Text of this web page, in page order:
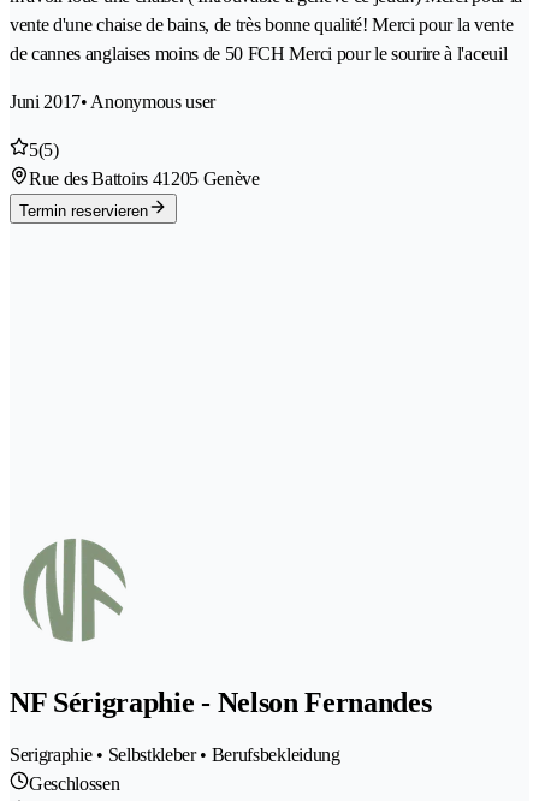
vente d'une chaise de bains, de très bonne qualité! Merci pour la vente
de cannes anglaises moins de 50 FCH Merci pour le sourire à l'aceuil
Juni 2017• Anonymous user
5(5)
Rue des Battoirs 41205 Genève
Termin reservieren
NF Sérigraphie - Nelson Fernandes
Serigraphie • Selbstkleber • Berufsbekleidung
Geschlossen